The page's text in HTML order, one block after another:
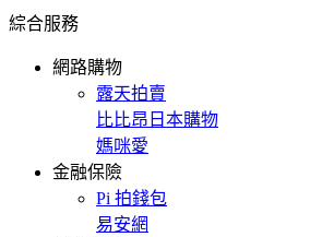
綜合服務
網路購物
露天拍賣
比比昂日本購物
媽咪愛
金融保險
Pi 拍錢包
易安網